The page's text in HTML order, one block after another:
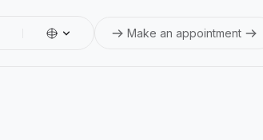
Make an appointment